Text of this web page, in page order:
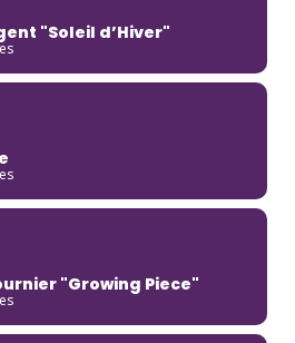
"Soleil d’Hiver"
"Growing Piece"